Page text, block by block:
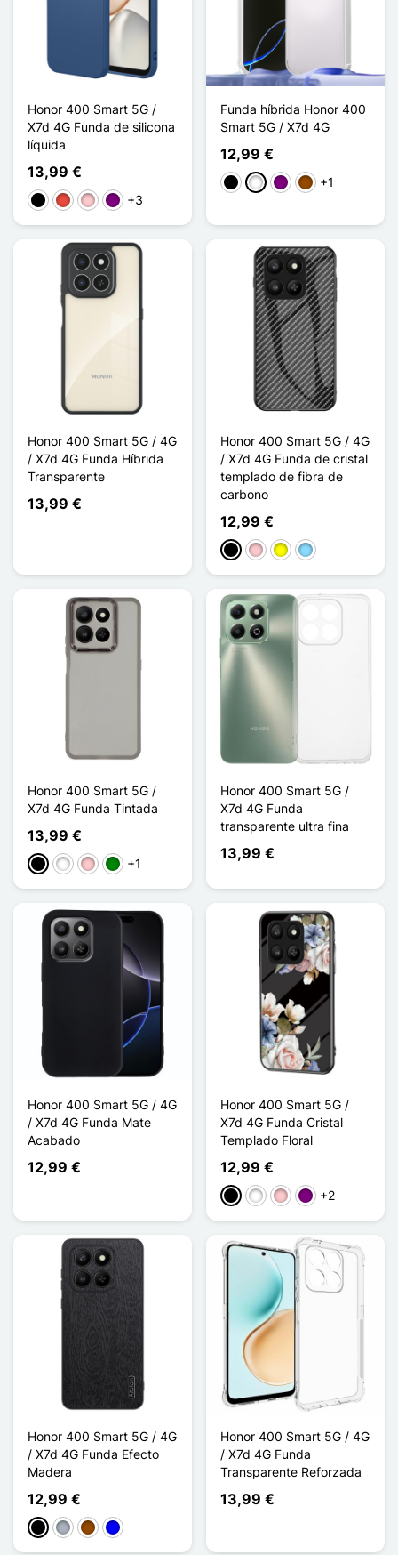
Honor 400 Smart 5G /
X7d 4G Funda de silicona
líquida
13,99 €
NegroRojoRosaPúrpura
+3
Funda híbrida Honor 400
Smart 5G / X7d 4G
12,99 €
NegroBlancoPúrpuraMarrón
+1
Honor 400 Smart 5G / 4G
/ X7d 4G Funda Híbrida
Transparente
13,99 €
Honor 400 Smart 5G / 4G
/ X7d 4G Funda de cristal
templado de fibra de
carbono
12,99 €
NegroRosaAmarilloAzul claro
Honor 400 Smart 5G /
X7d 4G Funda Tintada
13,99 €
NegroBlancoRosaVerde
+1
Honor 400 Smart 5G /
X7d 4G Funda
transparente ultra fina
13,99 €
Honor 400 Smart 5G / 4G
/ X7d 4G Funda Mate
Acabado
12,99 €
Honor 400 Smart 5G /
X7d 4G Funda Cristal
Templado Floral
12,99 €
NegroBlancoRosaPúrpura
+2
Honor 400 Smart 5G / 4G
/ X7d 4G Funda Efecto
Madera
12,99 €
NegroGris Marrón
Azul
Honor 400 Smart 5G / 4G
/ X7d 4G Funda
Transparente Reforzada
13,99 €